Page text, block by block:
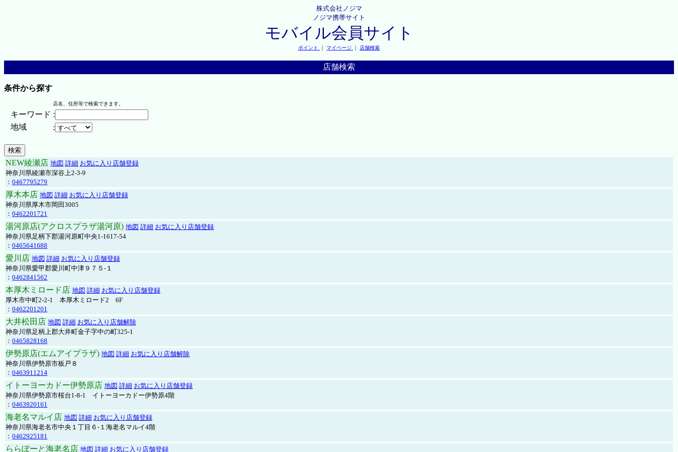
株式会社ノジマ
ノジマ携帯サイト
モバイル会員サイト
ポイント ｜ マイページ ｜ 店舗検索
店舗検索
条件から探す
店名、住所等で検索できます。
キーワード :
地域
:
NEW綾瀬店 地図 詳細 お気に入り店舗登録
神奈川県綾瀬市深谷上2-3-9
： 0467795279
厚木本店 地図 詳細 お気に入り店舗登録
神奈川県厚木市岡田3005
： 0462201721
湯河原店(アクロスプラザ湯河原) 地図 詳細 お気に入り店舗登録
神奈川県足柄下郡湯河原町中央1-1617-54
： 0465641688
愛川店 地図 詳細 お気に入り店舗登録
神奈川県愛甲郡愛川町中津９７５-１
： 0462841562
本厚木ミロード店 地図 詳細 お気に入り店舗登録
厚木市中町2-2-1 本厚木ミロード2 6F
： 0462201201
大井松田店 地図 詳細 お気に入り店舗解除
神奈川県足柄上郡大井町金子字中の町325-1
： 0465828168
伊勢原店(エムアイプラザ) 地図 詳細 お気に入り店舗解除
神奈川県伊勢原市板戸８
： 0463911214
イトーヨーカドー伊勢原店 地図 詳細 お気に入り店舗登録
神奈川県伊勢原市桜台1-8-1 イトーヨーカドー伊勢原4階
： 0463920161
海老名マルイ店 地図 詳細 お気に入り店舗登録
神奈川県海老名市中央１丁目６-１海老名マルイ4階
： 0462925181
ららぽーと海老名店 地図 詳細 お気に入り店舗登録